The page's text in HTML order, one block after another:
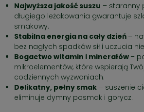
Najwyższa jakość suszu – staranny
długiego leżakowania gwarantuje
smakowy.
Stabilna energia na cały dzień –
bez nagłych spadków sił i uczucia
Bogactwo witamin i minerałów –
mikroelementów, które wspierają
codziennych wyzwaniach.
Delikatny, pełny smak – suszenie
eliminuje dymny posmak i gorycz.